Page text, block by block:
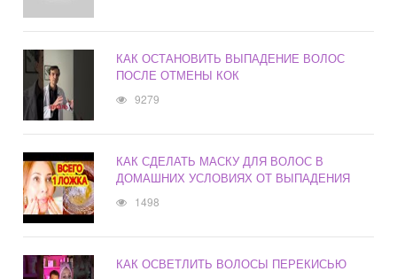
КАК ОСТАНОВИТЬ ВЫПАДЕНИЕ ВОЛОС
ПОСЛЕ ОТМЕНЫ КОК
9279
КАК СДЕЛАТЬ МАСКУ ДЛЯ ВОЛОС В
ДОМАШНИХ УСЛОВИЯХ ОТ ВЫПАДЕНИЯ
1498
КАК ОСВЕТЛИТЬ ВОЛОСЫ ПЕРЕКИСЬЮ